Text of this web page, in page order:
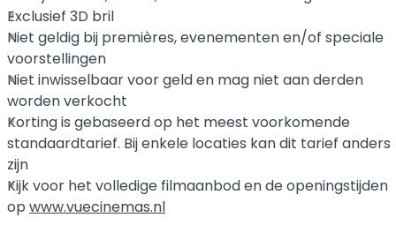
Exclusief 3D bril
Niet geldig bij premières, evenementen en/of speciale
voorstellingen
Niet inwisselbaar voor geld en mag niet aan derden
worden verkocht
Korting is gebaseerd op het meest voorkomende
standaardtarief. Bij enkele locaties kan dit tarief anders
zijn
Kijk voor het volledige filmaanbod en de openingstijden
op www.vuecinemas.nl